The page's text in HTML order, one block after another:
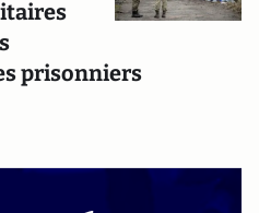
prisonniers